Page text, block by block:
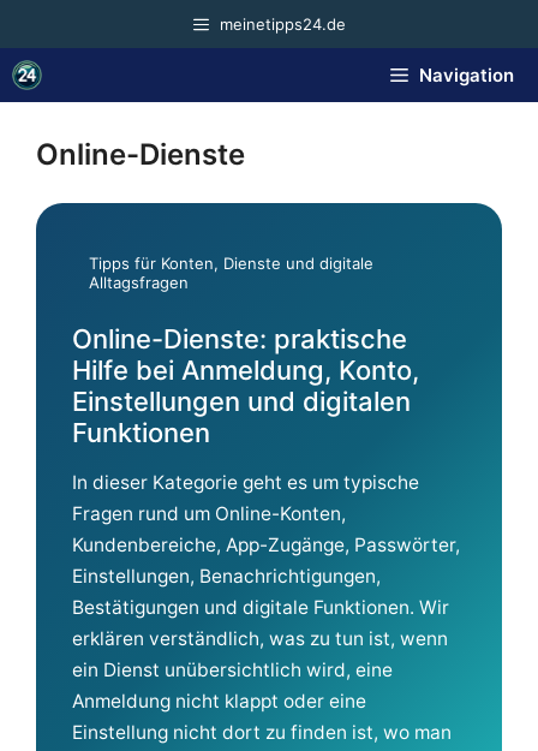
springen
meinetipps24.de
Navigation
Online-Dienste
Tipps für Konten, Dienste und digitale
Alltagsfragen
Online-Dienste: praktische
Hilfe bei Anmeldung, Konto,
Einstellungen und digitalen
Funktionen
In dieser Kategorie geht es um typische
Fragen rund um Online-Konten,
Kundenbereiche, App-Zugänge, Passwörter,
Einstellungen, Benachrichtigungen,
Bestätigungen und digitale Funktionen. Wir
erklären verständlich, was zu tun ist, wenn
ein Dienst unübersichtlich wird, eine
Anmeldung nicht klappt oder eine
Einstellung nicht dort zu finden ist, wo man